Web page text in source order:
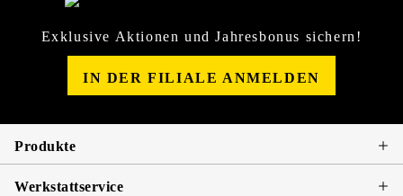
Exklusive Aktionen und Jahresbonus sichern!
IN DER FILIALE ANMELDEN
Produkte
Werkstattservice